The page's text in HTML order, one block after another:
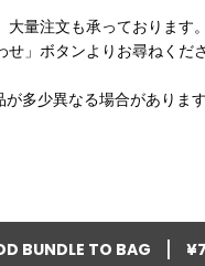
大量注文も承っております
」ボタンよりお尋ねくださ
多少異なる場合がありま
BUNDLE TO BAG |